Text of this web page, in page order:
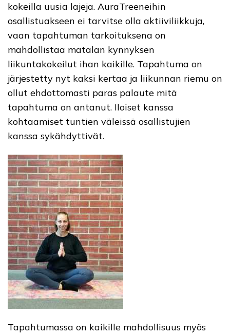
kokeilla uusia lajeja. AuraTreeneihin
osallistuakseen ei tarvitse olla aktiiviliikkuja,
vaan tapahtuman tarkoituksena on
mahdollistaa matalan kynnyksen
liikuntakokeilut ihan kaikille. Tapahtuma on
järjestetty nyt kaksi kertaa ja liikunnan riemu on
ollut ehdottomasti paras palaute mitä
tapahtuma on antanut. Iloiset kanssa
kohtaamiset tuntien väleissä osallistujien
kanssa sykähdyttivät.
Tapahtumassa on kaikille mahdollisuus myös